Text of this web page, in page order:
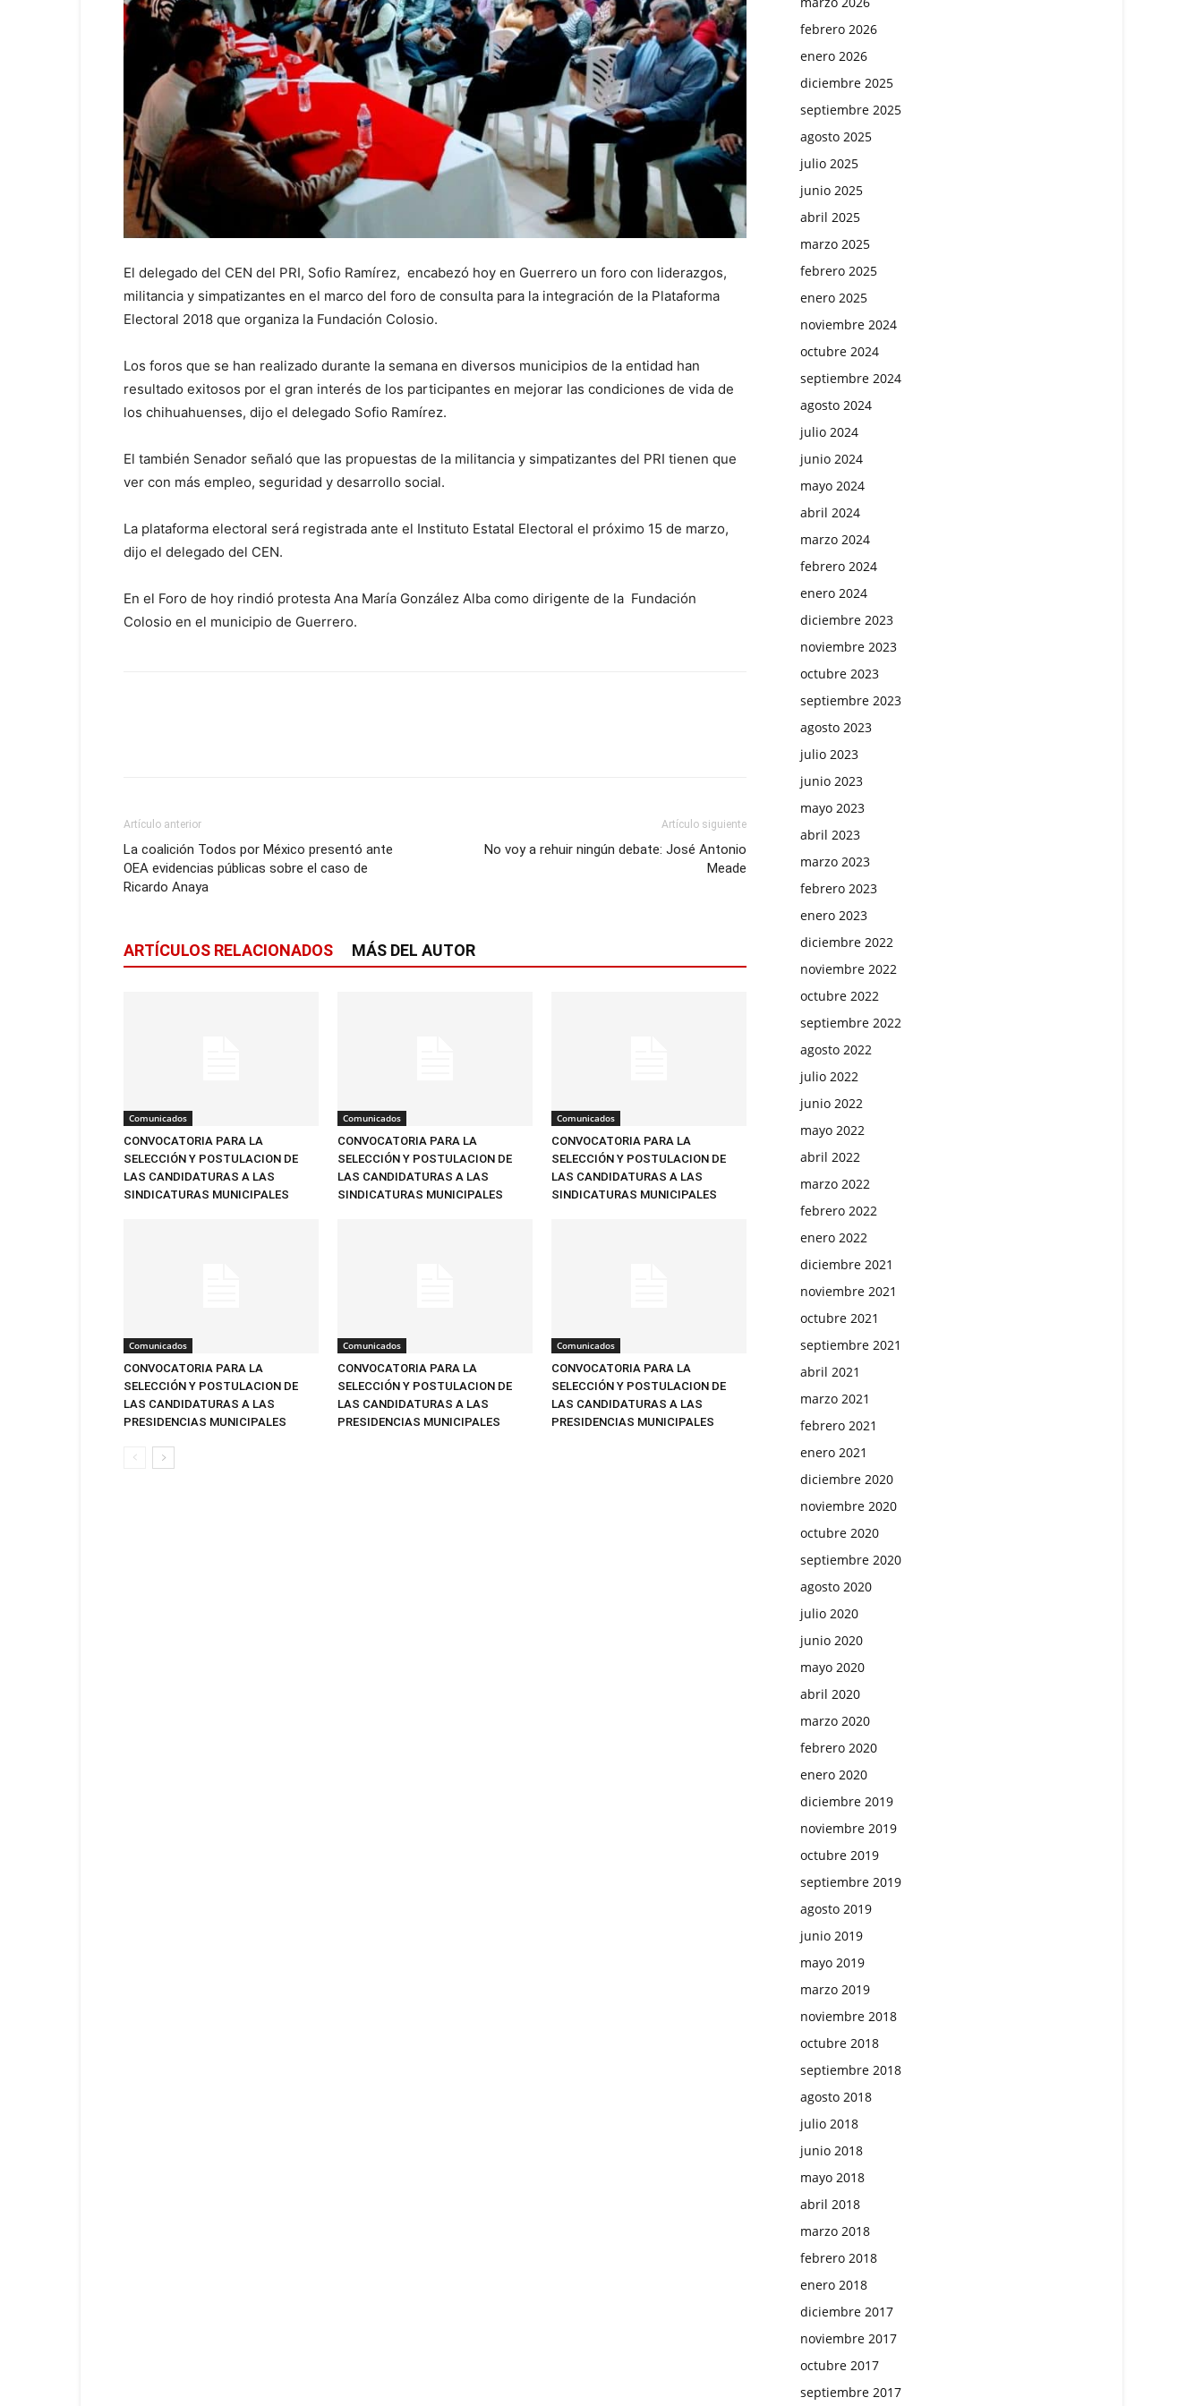
El delegado del CEN del PRI, Sofio Ramírez, encabezó hoy en Guerrero un foro con liderazgos,
militancia y simpatizantes en el marco del foro de consulta para la integración de la Plataforma
Electoral 2018 que organiza la Fundación Colosio.
Los foros que se han realizado durante la semana en diversos municipios de la entidad han
resultado exitosos por el gran interés de los participantes en mejorar las condiciones de vida de
los chihuahuenses, dijo el delegado Sofio Ramírez.
El también Senador señaló que las propuestas de la militancia y simpatizantes del PRI tienen que
ver con más empleo, seguridad y desarrollo social.
La plataforma electoral será registrada ante el Instituto Estatal Electoral el próximo 15 de marzo,
dijo el delegado del CEN.
En el Foro de hoy rindió protesta Ana María González Alba como dirigente de la Fundación
Colosio en el municipio de Guerrero.
Artículo anterior
La coalición Todos por México presentó ante
OEA evidencias públicas sobre el caso de
Ricardo Anaya
Artículo siguiente
No voy a rehuir ningún debate: José Antonio
Meade
ARTÍCULOS RELACIONADOS MÁS DEL AUTOR
Comunicados
CONVOCATORIA PARA LA
SELECCIÓN Y POSTULACION DE
LAS CANDIDATURAS A LAS
SINDICATURAS MUNICIPALES
Comunicados
CONVOCATORIA PARA LA
SELECCIÓN Y POSTULACION DE
LAS CANDIDATURAS A LAS
SINDICATURAS MUNICIPALES
Comunicados
CONVOCATORIA PARA LA
SELECCIÓN Y POSTULACION DE
LAS CANDIDATURAS A LAS
SINDICATURAS MUNICIPALES
Comunicados
CONVOCATORIA PARA LA
SELECCIÓN Y POSTULACION DE
LAS CANDIDATURAS A LAS
PRESIDENCIAS MUNICIPALES
Comunicados
CONVOCATORIA PARA LA
SELECCIÓN Y POSTULACION DE
LAS CANDIDATURAS A LAS
PRESIDENCIAS MUNICIPALES
Comunicados
CONVOCATORIA PARA LA
SELECCIÓN Y POSTULACION DE
LAS CANDIDATURAS A LAS
PRESIDENCIAS MUNICIPALES
febrero 2026
enero 2026
diciembre 2025
septiembre 2025
agosto 2025
julio 2025
junio 2025
abril 2025
marzo 2025
febrero 2025
enero 2025
noviembre 2024
octubre 2024
septiembre 2024
agosto 2024
julio 2024
junio 2024
mayo 2024
abril 2024
marzo 2024
febrero 2024
enero 2024
diciembre 2023
noviembre 2023
octubre 2023
septiembre 2023
agosto 2023
julio 2023
junio 2023
mayo 2023
abril 2023
marzo 2023
febrero 2023
enero 2023
diciembre 2022
noviembre 2022
octubre 2022
septiembre 2022
agosto 2022
julio 2022
junio 2022
mayo 2022
abril 2022
marzo 2022
febrero 2022
enero 2022
diciembre 2021
noviembre 2021
octubre 2021
septiembre 2021
abril 2021
marzo 2021
febrero 2021
enero 2021
diciembre 2020
noviembre 2020
octubre 2020
septiembre 2020
agosto 2020
julio 2020
junio 2020
mayo 2020
abril 2020
marzo 2020
febrero 2020
enero 2020
diciembre 2019
noviembre 2019
octubre 2019
septiembre 2019
agosto 2019
junio 2019
mayo 2019
marzo 2019
noviembre 2018
octubre 2018
septiembre 2018
agosto 2018
julio 2018
junio 2018
mayo 2018
abril 2018
marzo 2018
febrero 2018
enero 2018
diciembre 2017
noviembre 2017
octubre 2017
septiembre 2017